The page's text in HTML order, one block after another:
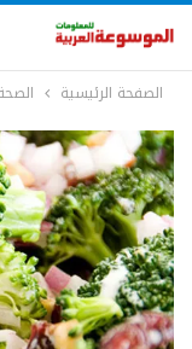
الصفحة الرئيسية